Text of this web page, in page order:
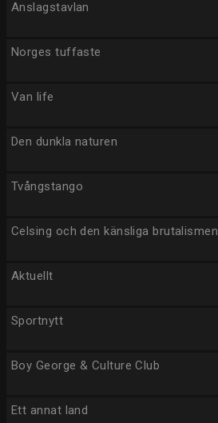
Anslagstavlan
Norges tuffaste
Van life
Den dunkla naturen
Tvångstango
Celsing och den känsliga brutalismen
Aktuellt
Sportnytt
Boy George & Culture Club
Ett annat land